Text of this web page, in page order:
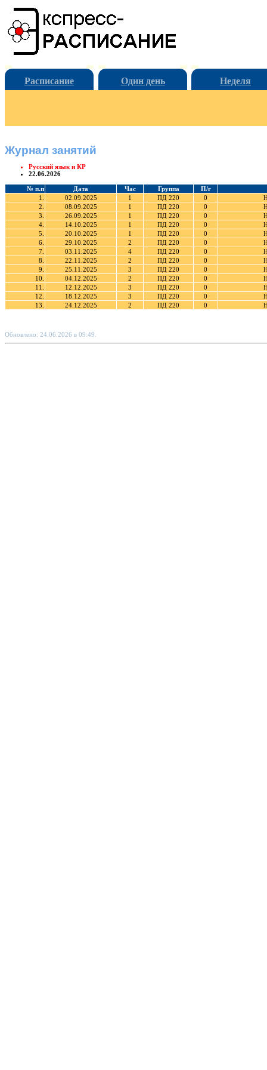
Расписание Один день Неделя
Журнал занятий
Русский язык и КР
22.06.2026
№ п.п Дата Час Группа
П/г
1.
02.09.2025 1 ПД 220 0
2.
08.09.2025 1 ПД 220 0
3.
26.09.2025 1 ПД 220 0
4.
14.10.2025 1 ПД 220 0
5.
20.10.2025 1 ПД 220 0
6.
29.10.2025 2 ПД 220 0
7.
03.11.2025 4 ПД 220 0
8.
22.11.2025 2 ПД 220 0
9.
25.11.2025 3 ПД 220 0
10.
04.12.2025 2 ПД 220 0
11.
12.12.2025 3 ПД 220 0
12.
18.12.2025 3 ПД 220 0
13.
24.12.2025 2 ПД 220 0
Обновлено: 24.06.2026 в 09:49.